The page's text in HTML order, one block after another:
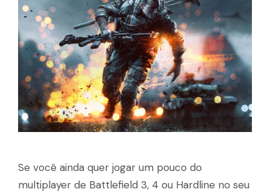
Se você ainda quer jogar um pouco do
multiplayer de Battlefield 3, 4 ou Hardline no seu